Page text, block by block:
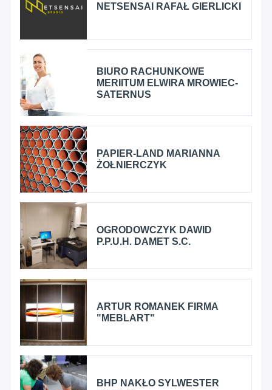
NETSENSAI RAFAŁ GIERLICKI
BIURO RACHUNKOWE
MERIITUM ELWIRA MROWIEC-
SATERNUS
PAPIER-LAND MARIANNA
ŻOŁNIERCZYK
OGRODOWCZYK DAWID
P.P.U.H. DAMET S.C.
ARTUR ROMANEK FIRMA
"MEBLART"
BHP NAKŁO SYLWESTER